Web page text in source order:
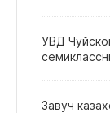
УВД
Завуч